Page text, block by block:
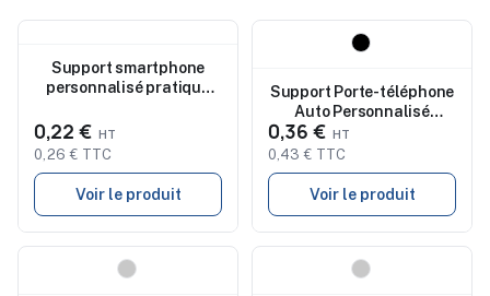
Support smartphone
personnalisé pratique
0,22 €
0,26 € TTC
Voir le produit
Support Porte-téléphone
Auto Personnalisé
Pratique Dazler pas cher
0,36 €
0,43 € TTC
Voir le produit